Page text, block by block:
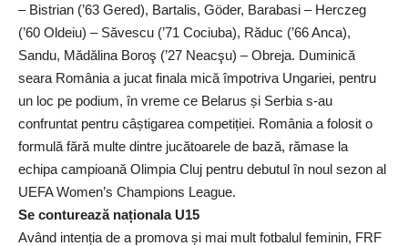
– Bistrian (’63 Gered), Bartalis, Göder, Barabasi – Herczeg
(’60 Oldeiu) – Săvescu (’71 Cociuba), Răduc (’66 Anca),
Sandu, Mădălina Boroş (’27 Neacşu) – Obreja. Duminică
seara România a jucat finala mică împotriva Ungariei, pentru
un loc pe podium, în vreme ce Belarus și Serbia s-au
confruntat pentru câștigarea competiției. România a folosit o
formulă fără multe dintre jucătoarele de bază, rămase la
echipa campioană Olimpia Cluj pentru debutul în noul sezon al
UEFA Women’s Champions League.
Se conturează naționala U15
Având intenția de a promova și mai mult fotbalul feminin, FRF